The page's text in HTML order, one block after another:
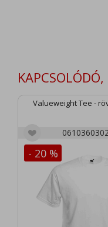
Valueweight Tee -
- 20 %